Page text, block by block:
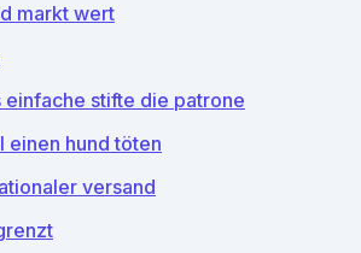
markt wert
einfache stifte die patrone
einen hund töten
versand